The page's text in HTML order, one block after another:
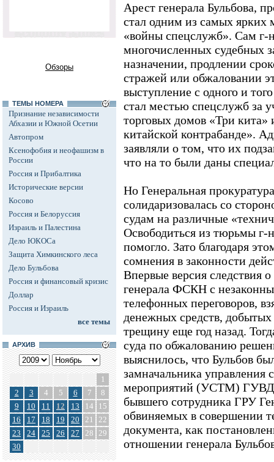
Обзоры
ТЕМЫ НОМЕРА
Признание независимости
Абхазии и Южной Осетии
Автопром
Ксенофобия и неофашизм в
России
Россия и Прибалтика
Исторические версии
Косово
Россия и Белоруссия
Израиль и Палестина
Дело ЮКОСа
Защита Химкинского леса
Дело Бульбова
Россия и финансовый кризис
Доллар
Россия и Израиль
все темы
АРХИВ
1
2
3 4 5 6 7
8
9
10 11 12 13 14
15
16
17 18 19 20 21
22
23
24 25 26 27 28 29
30
Арест генерала Бульбова,
стал одним из самых ярких
«войны спецслужб». Сам г-
многочисленных судебных
назначении, продлении
стражей или обжаловании
выступление с одного и
стал местью спецслужб за
торговых домов «Три кита»
китайской контрабанде».
заявляли о том, что их
что на то были даны
Но Генеральная
солидаризовалась со
судам на различные
Освободиться из тюрьмы г-
помогло. Зато благодаря
сомнения в законности
Впервые версия следствия
генерала ФСКН с
телефонных переговоров,
денежных средств,
трещину еще год назад.
суда по обжалованию
выяснилось, что Бульбов
замначальника управления
мероприятий (УСТМ)
бывшего сотрудника ГРУ
обвиняемых в совершении
документа, как
отношении генерала